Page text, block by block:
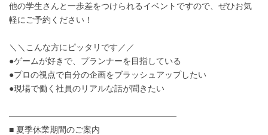
他の学生さんと一歩差をつけられるイベントですので、ぜひお気
軽にご予約ください！
＼＼こんな方にピッタリです／／
●ゲームが好きで、プランナーを目指している
●プロの視点で自分の企画をブラッシュアップしたい
●現場で働く社員のリアルな話が聞きたい
――――――――――――――――――――
■ 夏季休業期間のご案内